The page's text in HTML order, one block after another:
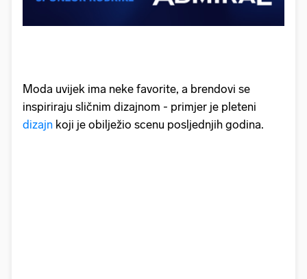
Moda uvijek ima neke favorite, a brendovi se
inspiriraju sličnim dizajnom - primjer je pleteni
dizajn koji je obilježio scenu posljednjih godina.